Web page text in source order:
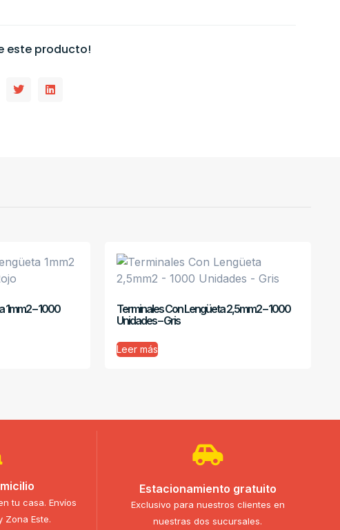
este producto!
1mm2 – 1000
Terminales Con Lengüeta 2,5mm2 – 1000
Unidades – Gris
Leer más
tu casa. Envíos
Zona Este.
Estacionamiento gratuito
Exclusivo para nuestros clientes en
nuestras dos sucursales.